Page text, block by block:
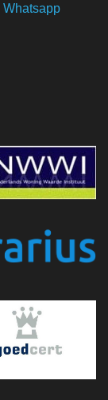
Whatsapp